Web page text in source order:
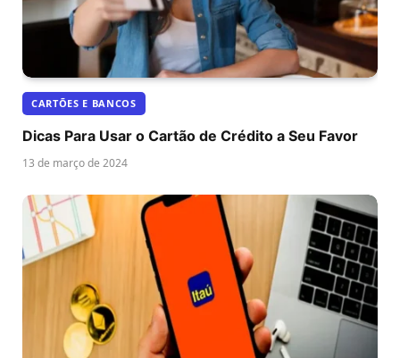
CARTÕES E BANCOS
Dicas Para Usar o Cartão de Crédito a Seu Favor
13 de março de 2024